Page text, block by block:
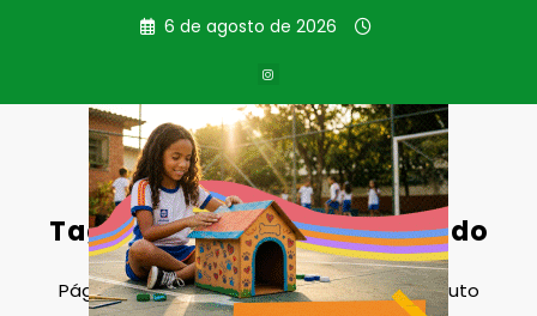
6 de agosto de 2026
Tag: desembargador Ricardo
Couto
Página inicial desembargador Ricardo Couto